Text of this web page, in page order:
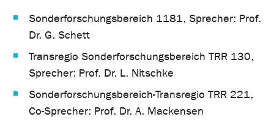
Sonderforschungsbereich 1181, Sprecher: Prof.
Dr. G. Schett
Transregio Sonderforschungsbereich TRR 130,
Sprecher: Prof. Dr. L. Nitschke
Sonderforschungsbereich-Transregio TRR 221,
Co-Sprecher: Prof. Dr. A. Mackensen